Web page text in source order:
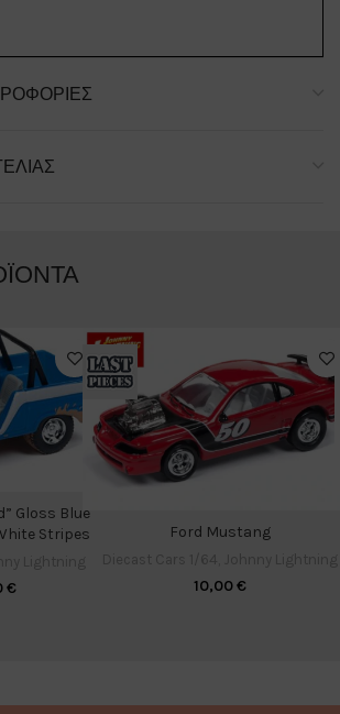
Gloss Blue
Stripes
€
Ford Mustang
10,00€